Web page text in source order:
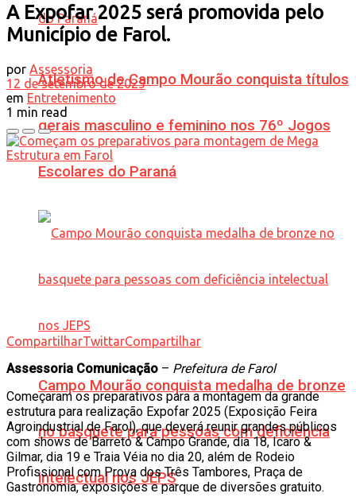
Atletismo de Campo Mourão conquista títulos
gerais masculino e feminino nos 76º Jogos
Escolares do Paraná
Campo Mourão conquista medalha de bronze
no basquete para pessoas com deficiência
intelectual nos JEPS
A Expofar 2025 será promovida pelo
Município de Farol.
por Assessoria
12 de setembro de 2025
em Entretenimento
1 min read
CompartilharTwittarCompartilhar
Assessoria Comunicação – Prefeitura de Farol
Começaram os preparativos para a montagem da grande
estrutura para realização Expofar 2025 (Exposição Feira
Agroindustrial de Farol), que deverá reunir grandes públicos
com shows de Barreto & Campo Grande, dia 18, Icaro &
Gilmar, dia 19 e Traia Véia no dia 20, além de Rodeio
Profissional com Prova dos Três Tambores, Praça de
Gastronomia, exposições e parque de diversões gratuito.